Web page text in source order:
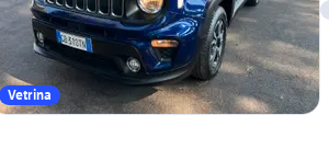
Vetrina